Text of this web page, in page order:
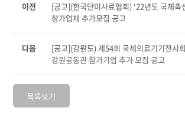
이전
[공고](한국단미사료협회) ‘22년도 국제축
참가업체 추가모집 공고
[공고](강원도) 제54회 국제의료기기전시
강원공동관 참가기업 추가 모집 공고
다음
목록보기